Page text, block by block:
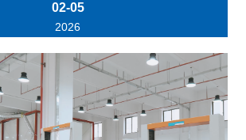
02-05
2026